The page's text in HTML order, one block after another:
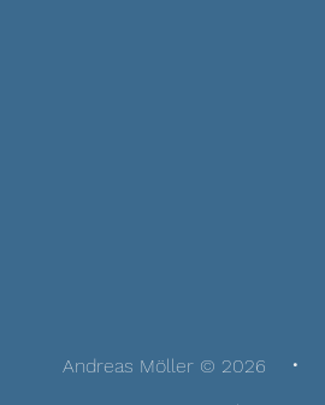
Andreas Möller © 2026